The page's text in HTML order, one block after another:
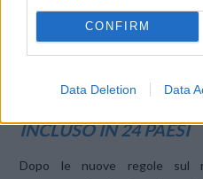
CONFIRM
Data Deletion Data
SUNRISE, LE NOVITÀ
INCLUSO IN 24 PAESI
Dopo le nuove regole sul